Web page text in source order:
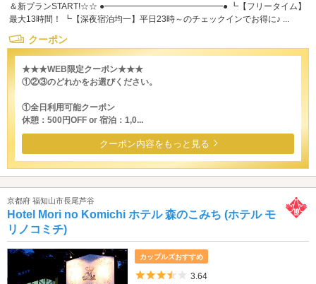
＆新プランSTART!☆☆ ●━━━━━━━━━━━━━━● ┗【フリータイム】
最大13時間！ ┗【深夜宿泊均一】平日23時～のチェックインでお得に♪ ...
クーポン
★★★WEB限定クーポン★★★
①②③のどれかをお選びください。
①全日利用可能クーポン
休憩：500円OFF or 宿泊：1,0...
クーポン内容をもっと見る
京都府 福知山市長尾芦谷
Hotel Mori no Komichi ホテル 森のこみち (ホテル モ
リノコミチ)
カップルズおすすめ
5つ星のうち3.5
3.64